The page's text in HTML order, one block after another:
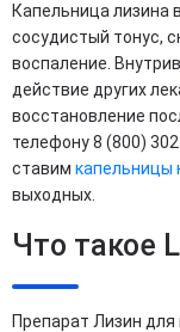
Капельница лизина
сосудистый тонус,
воспаление.
действие других
восстановление
телефону 8 (800)
ставим капельницы
выходных.
Что такое
Препарат Лизин